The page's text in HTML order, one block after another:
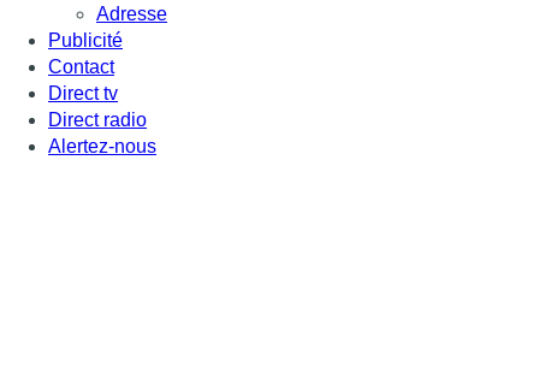
Adresse
Publicité
Contact
Direct tv
Direct radio
Alertez-nous